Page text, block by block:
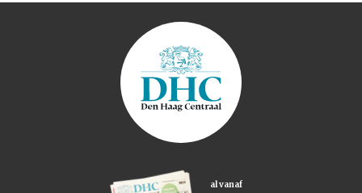
al vanaf